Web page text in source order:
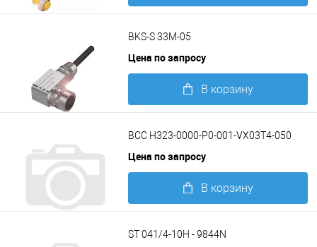
BKS-S 33M-05
Цена по запросу
В корзину
BCC H323-0000-P0-001-VX03T4-050
Цена по запросу
В корзину
ST 041/4-10H - 9844N